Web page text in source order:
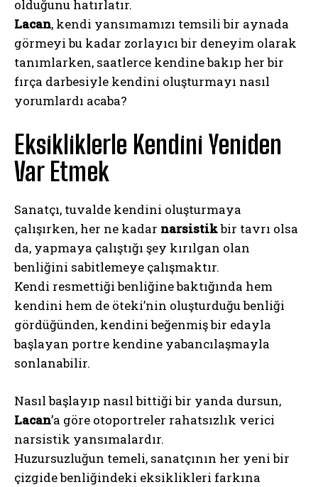
olduğunu hatırlatır.
Lacan, kendi yansımamızı temsili bir aynada
görmeyi bu kadar zorlayıcı bir deneyim olarak
tanımlarken, saatlerce kendine bakıp her bir
fırça darbesiyle kendini oluşturmayı nasıl
yorumlardı acaba?
Eksikliklerle Kendini Yeniden
Var Etmek
Sanatçı, tuvalde kendini oluşturmaya
çalışırken, her ne kadar narsistikbir tavrı olsa
da, yapmaya çalıştığı şey kırılgan olan
benliğini sabitlemeye çalışmaktır.
Kendi resmettiği benliğine baktığında hem
kendini hem de öteki’nin oluşturduğu benliği
gördüğünden, kendini beğenmiş bir edayla
başlayan portre kendine yabancılaşmayla
sonlanabilir.
Nasıl başlayıp nasıl bittiği bir yanda dursun,
Lacan’a göre otoportreler rahatsızlık verici
narsistik yansımalardır.
Huzursuzluğun temeli, sanatçının her yeni bir
çizgide benliğindeki eksiklikleri farkına